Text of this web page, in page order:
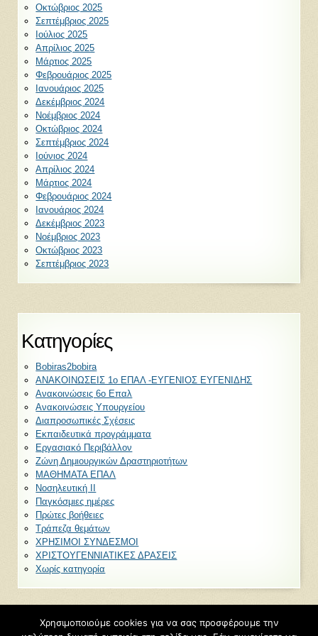
Οκτώβριος 2025
Σεπτέμβριος 2025
Ιούλιος 2025
Απρίλιος 2025
Μάρτιος 2025
Φεβρουάριος 2025
Ιανουάριος 2025
Δεκέμβριος 2024
Νοέμβριος 2024
Οκτώβριος 2024
Σεπτέμβριος 2024
Ιούνιος 2024
Απρίλιος 2024
Μάρτιος 2024
Φεβρουάριος 2024
Ιανουάριος 2024
Δεκέμβριος 2023
Νοέμβριος 2023
Οκτώβριος 2023
Σεπτέμβριος 2023
Kατηγορίες
Bobiras2bobira
ΑΝΑΚΟΙΝΩΣΕΙΣ 1ο ΕΠΑΛ -ΕΥΓΕΝΙΟΣ ΕΥΓΕΝΙΔΗΣ
Ανακοινώσεις 6ο Επαλ
Ανακοινώσεις Υπουργείου
Διαπροσωπικές Σχέσεις
Εκπαιδευτικά προγράμματα
Εργασιακό Περιβάλλον
Ζώνη Δημιουργικών Δραστηριοτήτων
ΜΑΘΗΜΑΤΑ ΕΠΑΛ
Νοσηλευτική ΙΙ
Παγκόσμιες ημέρες
Πρώτες βοήθειες
Τράπεζα θεμάτων
ΧΡΗΣΙΜΟΙ ΣΥΝΔΕΣΜΟΙ
ΧΡΙΣΤΟΥΓΕΝΝΙΑΤΙΚΕΣ ΔΡΑΣΕΙΣ
Χωρίς κατηγορία
Χρησιμοποιούμε cookies για να σας προσφέρουμε την